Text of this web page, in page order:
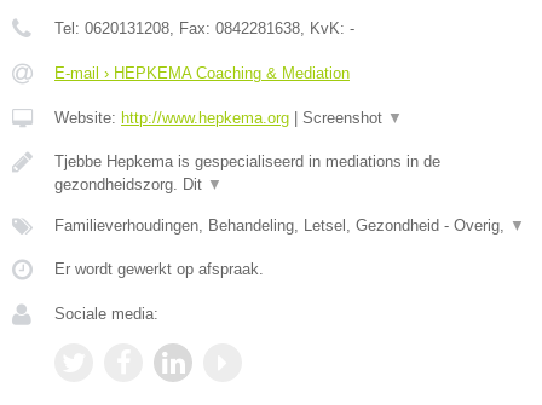
Tel: 0620131208, Fax: 0842281638, KvK: -
E-mail › HEPKEMA Coaching & Mediation
Website: http://www.hepkema.org Screenshot ▼
Tjebbe Hepkema is gespecialiseerd in mediations in de
gezondheidszorg. Dit ▼
Familieverhoudingen, Behandeling, Letsel, Gezondheid - Overig, ▼
Er wordt gewerkt op afspraak.
Sociale media: